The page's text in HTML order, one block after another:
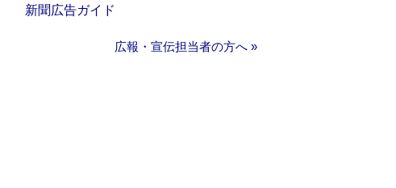
新聞広告ガイド
広報・宣伝担当者の方へ »